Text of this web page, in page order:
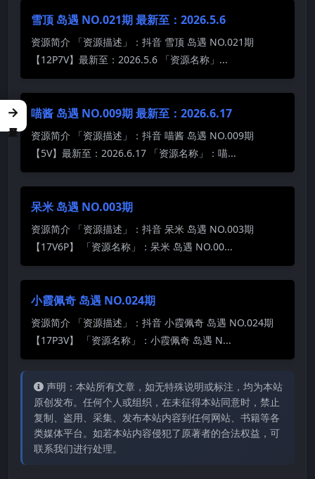
雪顶 岛遇 NO.021期 最新至：2026.5.6
资源简介 「资源描述」：抖音 雪顶 岛遇 NO.021期
【12P7V】最新至：2026.5.6 「资源名称」...
喵酱 岛遇 NO.009期 最新至：2026.6.17
资源简介 「资源描述」：抖音 喵酱 岛遇 NO.009期
【5V】最新至：2026.6.17 「资源名称」：喵...
呆米 岛遇 NO.003期
资源简介 「资源描述」：抖音 呆米 岛遇 NO.003期
【17V6P】 「资源名称」：呆米 岛遇 NO.00...
小霞佩奇 岛遇 NO.024期
资源简介 「资源描述」：抖音 小霞佩奇 岛遇 NO.024期
【17P3V】 「资源名称」：小霞佩奇 岛遇 N...
声明：本站所有文章，如无特殊说明或标注，均为本站
原创发布。任何个人或组织，在未征得本站同意时，禁止
复制、盗用、采集、发布本站内容到任何网站、书籍等各
类媒体平台。如若本站内容侵犯了原著者的合法权益，可
联系我们进行处理。
→